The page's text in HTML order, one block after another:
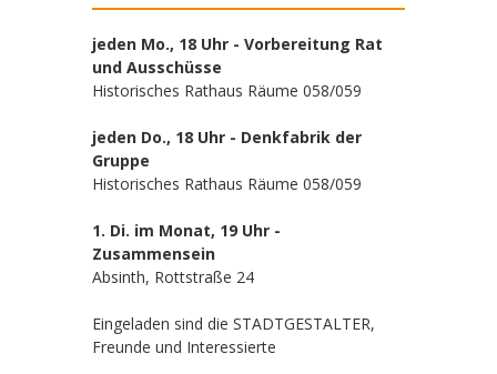
jeden Mo., 18 Uhr - Vorbereitung Rat
und Ausschüsse
Historisches Rathaus Räume 058/059
jeden Do., 18 Uhr - Denkfabrik der
Gruppe
Historisches Rathaus Räume 058/059
1. Di. im Monat, 19 Uhr -
Zusammensein
Absinth, Rottstraße 24
Eingeladen sind die STADTGESTALTER,
Freunde und Interessierte